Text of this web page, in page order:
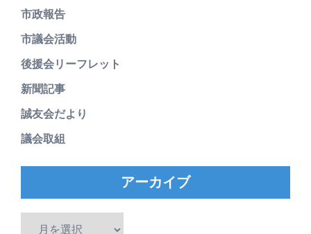
市政報告
市議会活動
後援会リーフレット
新聞記事
誠友会だより
議会取組
アーカイブ